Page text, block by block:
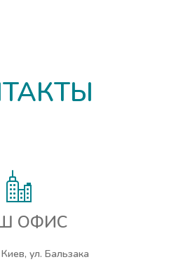
ОФИС
ул. Бальзака